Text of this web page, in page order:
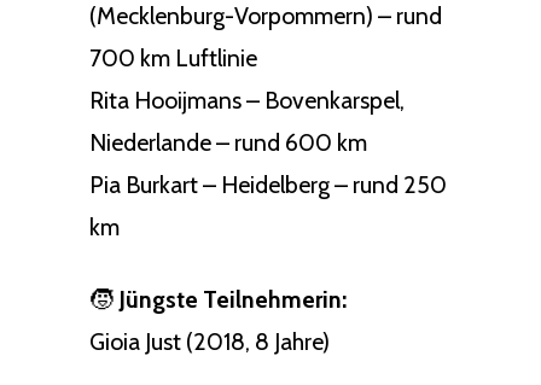
(Mecklenburg-Vorpommern) – rund
700 km Luftlinie
Rita Hooijmans – Bovenkarspel,
Niederlande – rund 600 km
Pia Burkart – Heidelberg – rund 250
km
🧒 Jüngste Teilnehmerin:
Gioia Just (2018, 8 Jahre)